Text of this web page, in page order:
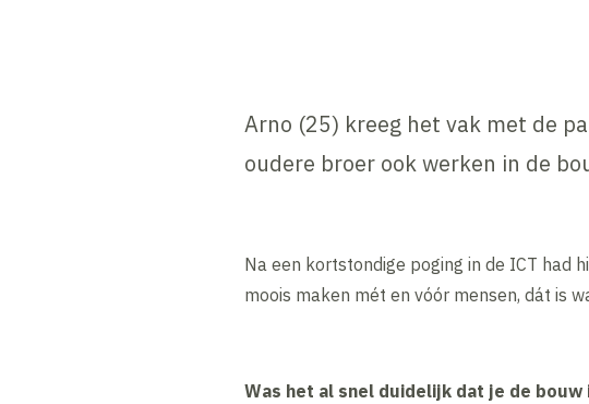
Arno (25) kreeg het vak met de
oudere broer ook werken in de
Na een kortstondige poging in de ICT had
moois maken mét en vóór mensen, dát is
Was het al snel duidelijk dat je de bouw